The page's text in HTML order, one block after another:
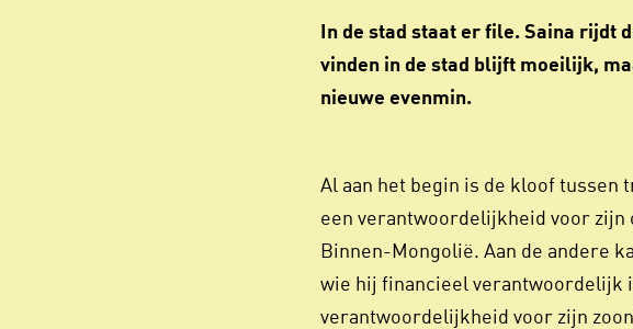
In de stad staat er file. Saina rijdt
vinden in de stad blijft moeilijk,
nieuwe evenmin.
Al aan het begin is de kloof tussen
een verantwoordelijkheid voor zijn
Binnen-Mongolië. Aan de andere
wie hij financieel verantwoordelijk
verantwoordelijkheid voor zijn